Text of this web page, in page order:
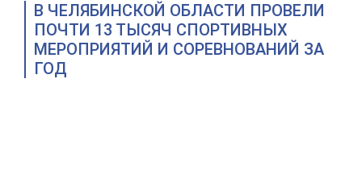
В ЧЕЛЯБИНСКОЙ ОБЛАСТИ ПРОВЕЛИ
ПОЧТИ 13 ТЫСЯЧ СПОРТИВНЫХ
МЕРОПРИЯТИЙ И СОРЕВНОВАНИЙ ЗА
ГОД